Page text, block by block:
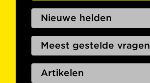
Nieuwe helden
Meest gestelde vragen
Artikelen